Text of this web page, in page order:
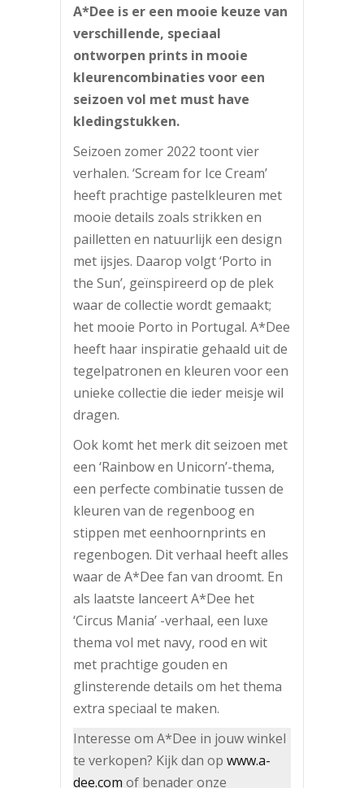
A*Dee is er een mooie keuze van
verschillende, speciaal
ontworpen prints in mooie
kleurencombinaties voor een
seizoen vol met must have
kledingstukken.
Seizoen zomer 2022 toont vier
verhalen. ‘Scream for Ice Cream’
heeft prachtige pastelkleuren met
mooie details zoals strikken en
pailletten en natuurlijk een design
met ijsjes. Daarop volgt ‘Porto in
the Sun’, geïnspireerd op de plek
waar de collectie wordt gemaakt;
het mooie Porto in Portugal. A*Dee
heeft haar inspiratie gehaald uit de
tegelpatronen en kleuren voor een
unieke collectie die ieder meisje wil
dragen.
Ook komt het merk dit seizoen met
een ‘Rainbow en Unicorn’-thema,
een perfecte combinatie tussen de
kleuren van de regenboog en
stippen met eenhoornprints en
regenbogen. Dit verhaal heeft alles
waar de A*Dee fan van droomt. En
als laatste lanceert A*Dee het
‘Circus Mania’ -verhaal, een luxe
thema vol met navy, rood en wit
met prachtige gouden en
glinsterende details om het thema
extra speciaal te maken.
Interesse om A*Dee in jouw winkel
te verkopen? Kijk dan op www.a-
dee.com of benader onze